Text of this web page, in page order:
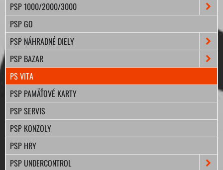
PSP 1000/2000/3000
PSP GO
PSP NÁHRADNÉ DIELY
PSP BAZAR
PS VITA
PSP PAMÄŤOVÉ KARTY
PSP SERVIS
PSP KONZOLY
PSP HRY
PSP UNDERCONTROL